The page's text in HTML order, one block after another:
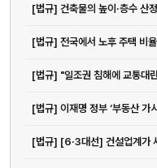
[법규] 전국에서 노후 주택 비
[법규] "일조권 침해에 교통대
[법규] 이재명 정부 ‘부동산 가
[법규] [6·3대선] 건설업계가
부산 강서구 명지국제2로 41
운영시간